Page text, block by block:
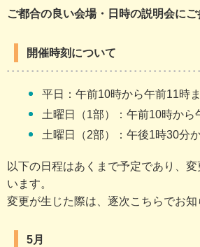
ご都合の良い会場・日時の説明会にご
開催時刻について
平日：午前10時から午前11時
土曜日（1部）：午前10時から
土曜日（2部）：午後1時30分
以下の日程はあくまで予定であり、
います。
変更が生じた際は、逐次こちらでお知
5月